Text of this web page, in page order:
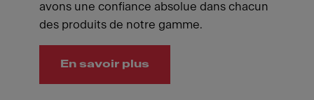
avons une confiance absolue dans chacun
des produits de notre gamme.
En savoir plus